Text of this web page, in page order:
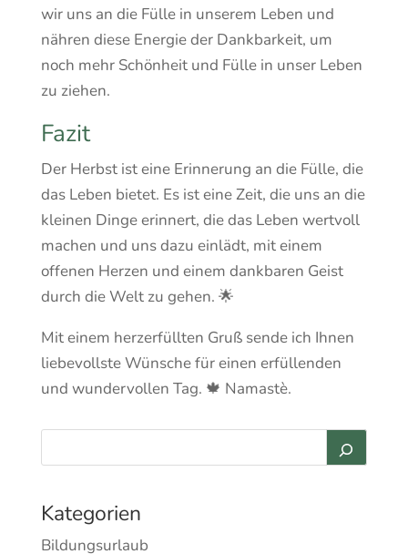
wir uns an die Fülle in unserem Leben und
nähren diese Energie der Dankbarkeit, um
noch mehr Schönheit und Fülle in unser Leben
zu ziehen.
Fazit
Der Herbst ist eine Erinnerung an die Fülle, die
das Leben bietet. Es ist eine Zeit, die uns an die
kleinen Dinge erinnert, die das Leben wertvoll
machen und uns dazu einlädt, mit einem
offenen Herzen und einem dankbaren Geist
durch die Welt zu gehen. 🌟
Mit einem herzerfüllten Gruß sende ich Ihnen
liebevollste Wünsche für einen erfüllenden
und wundervollen Tag. 🍁 Namastè.
Kategorien
Bildungsurlaub